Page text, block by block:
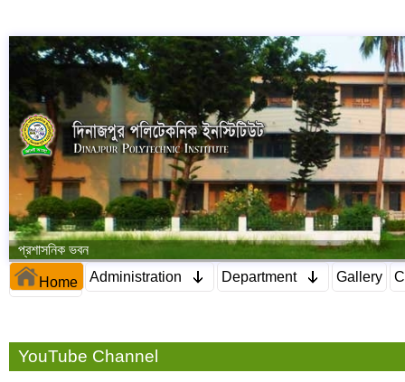
প্রশাসনিক ভবন
Home Administration Department Gallery
YouTube Channel